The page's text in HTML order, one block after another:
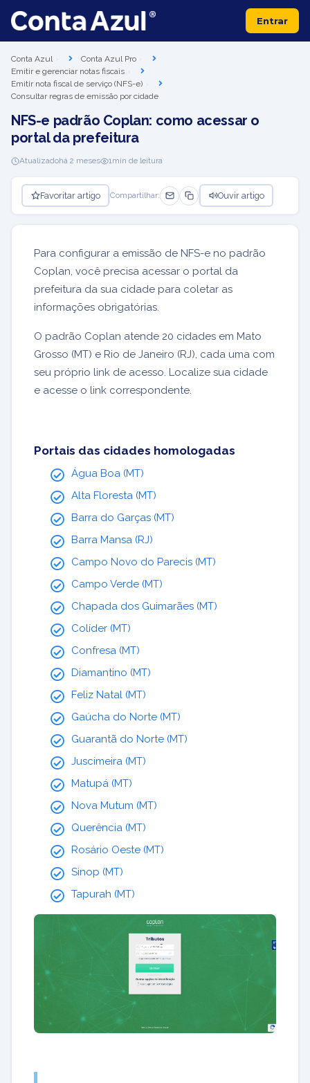
Entrar
Conta Azul
Conta Azul Pro
Emitir e gerenciar notas fiscais
Emitir nota fiscal de serviço (NFS-e)
Consultar regras de emissão por cidade
NFS-e padrão Coplan: como acessar o
portal da prefeitura
Atualizadohá 2 meses 1min de leitura
Favoritar artigo Compartilhar: Ouvir artigo
Para configurar a emissão de NFS-e no padrão
Coplan, você precisa acessar o portal da
prefeitura da sua cidade para coletar as
informações obrigatórias.
O padrão Coplan atende 20 cidades em Mato
Grosso (MT) e Rio de Janeiro (RJ), cada uma com
seu próprio link de acesso. Localize sua cidade
e acesse o link correspondente.
Portais das cidades homologadas
Água Boa (MT)
Alta Floresta (MT)
Barra do Garças (MT)
Barra Mansa (RJ)
Campo Novo do Parecis (MT)
Campo Verde (MT)
Chapada dos Guimarães (MT)
Colíder (MT)
Confresa (MT)
Diamantino (MT)
Feliz Natal (MT)
Gaúcha do Norte (MT)
Guarantã do Norte (MT)
Juscimeira (MT)
Matupá (MT)
Nova Mutum (MT)
Querência (MT)
Rosário Oeste (MT)
Sinop (MT)
Tapurah (MT)